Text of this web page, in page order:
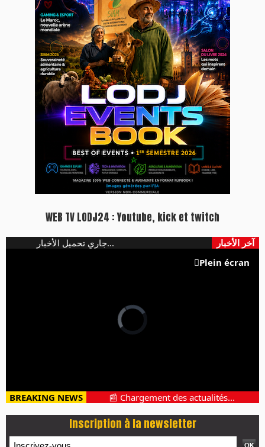
WEB TV LODJ24 : Youtube, kick et twitch
آخر الأخبار
جاري تحميل الأخبار...
Plein écran
BREAKING NEWS 📰 Chargement des actualités...
Inscription à la newsletter